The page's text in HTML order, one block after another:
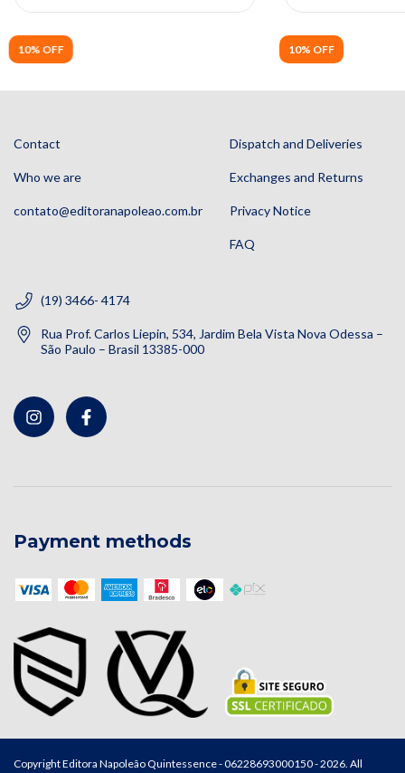
10% OFF 10% OFF
Contact
Who we are
contato@editoranapoleao.com.br
Dispatch and Deliveries
Exchanges and Returns
Privacy Notice
FAQ
(19) 3466- 4174
Rua Prof. Carlos Liepin, 534, Jardim Bela Vista Nova Odessa –
São Paulo – Brasil 13385-000
Payment methods
Copyright Editora Napoleão Quintessence - 06228693000150 - 2026. All